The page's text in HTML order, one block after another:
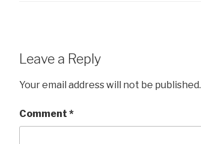
Leave a Reply
Your email address will not be published.
Comment *